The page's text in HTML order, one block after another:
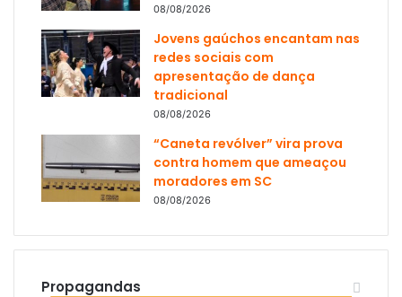
08/08/2026
Jovens gaúchos encantam nas
redes sociais com
apresentação de dança
tradicional
08/08/2026
“Caneta revólver” vira prova
contra homem que ameaçou
moradores em SC
08/08/2026
Propagandas